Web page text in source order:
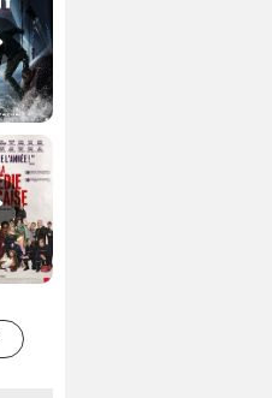
De la Comédie-Française Teaser VF